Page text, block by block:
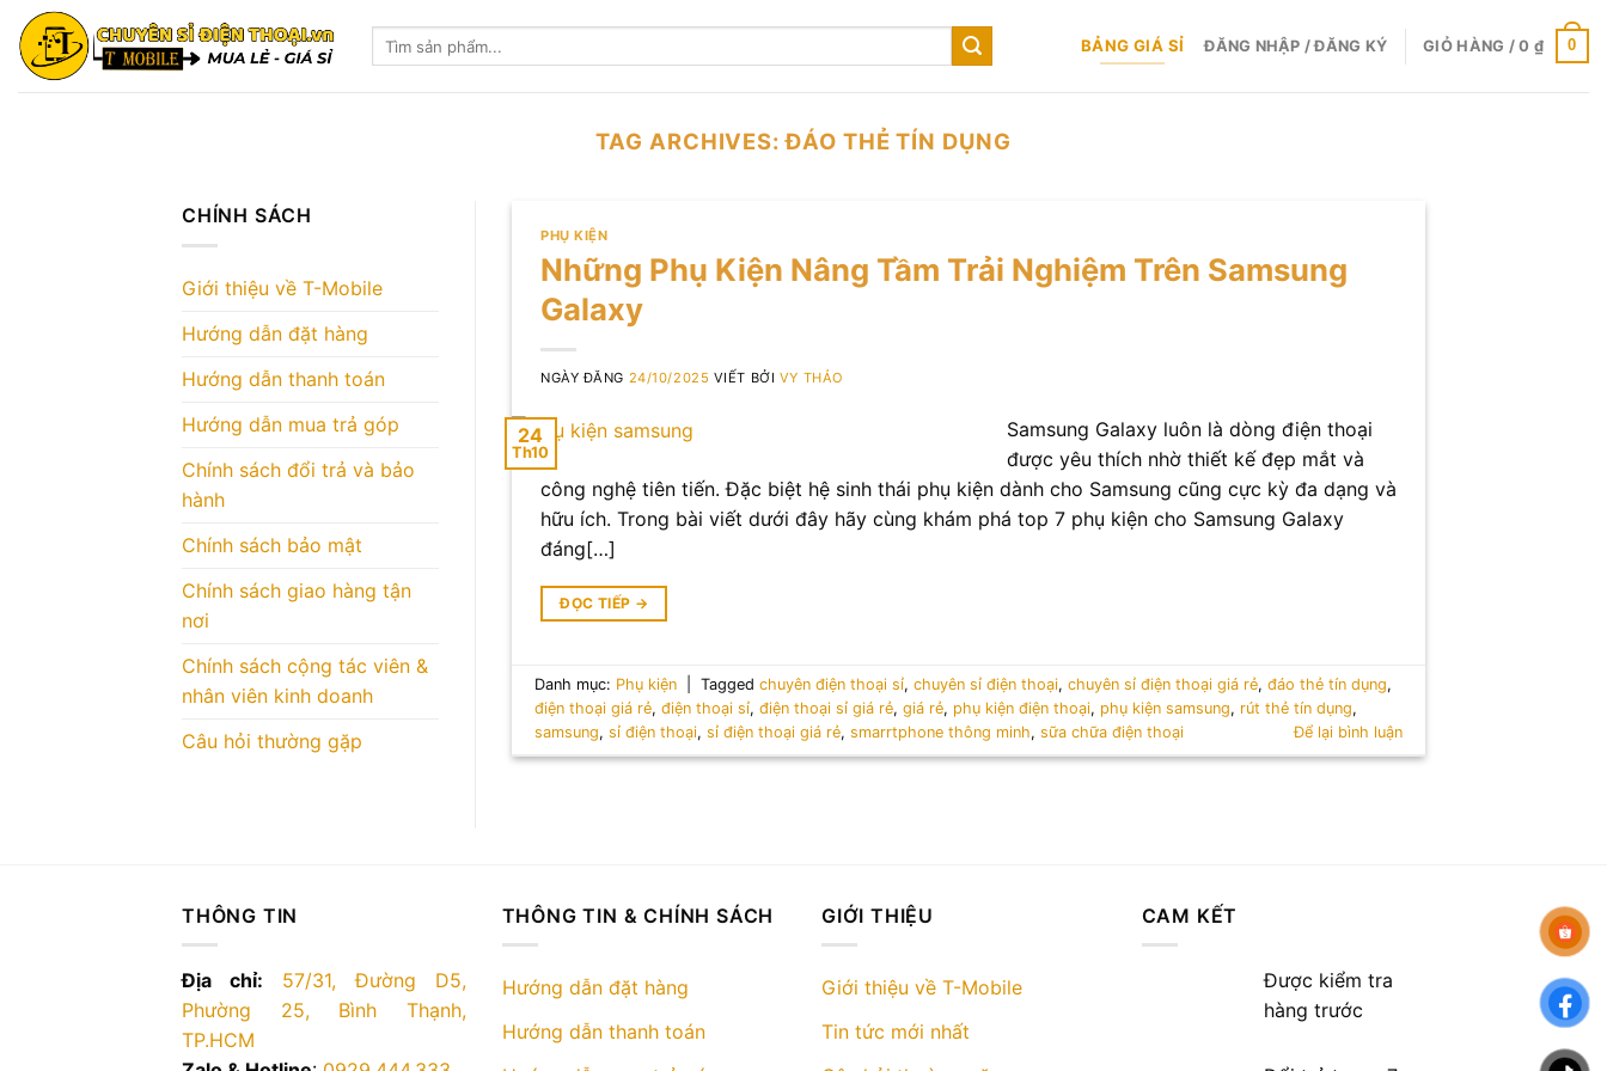
Skip
content
Tìm
BẢNG GIÁ SỈ ĐĂNG NHẬP / ĐĂNG KÝ GIỎ HÀNG /0 ₫ 0
TAG ARCHIVES:ĐÁO THẺ TÍN DỤNG
CHÍNH SÁCH
Giới thiệu về T-Mobile
Hướng dẫn đặt hàng
Hướng dẫn thanh toán
Hướng dẫn mua trả góp
Chính sách đổi trả và bảo
hành
Chính sách bảo mật
Chính sách giao hàng tận
nơi
Chính sách cộng tác viên &
nhân viên kinh doanh
Câu hỏi thường gặp
PHỤ KIỆN
Những Phụ Kiện Nâng Tầm Trải Nghiệm Trên Samsung
Galaxy
NGÀY ĐĂNG 24/10/2025 VIẾT BỞI VY THẢO
24
Th10
Samsung Galaxy luôn là dòng điện thoại
được yêu thích nhờ thiết kế đẹp mắt và
công nghệ tiên tiến. Đặc biệt hệ sinh thái phụ kiện dành cho Samsung cũng cực kỳ đa dạng và
hữu ích. Trong bài viết dưới đây hãy cùng khám phá top 7 phụ kiện cho Samsung Galaxy
đáng[…]
ĐỌC TIẾP →
Danh mục: Phụ kiện Taggedchuyên điện thoại sỉ,chuyên sỉ điện thoại,chuyên sỉ điện thoại giá rẻ,đáo thẻ tín dụng,
điện thoại giá rẻ,điện thoại sỉ,điện thoại sỉ giá rẻ,giá rẻ, phụ kiện điện thoại, phụ kiện samsung, rút thẻ tín dụng,
samsung,sỉ điện thoại,sỉ điện thoại giá rẻ,smarrtphone thông minh,sữa chữa điện thoại Để lại bình luận
THÔNG TIN
Địa chỉ:
57/31, Đường D5,
Phường 25, Bình Thạnh,
TP.HCM
THÔNG TIN & CHÍNH SÁCH
Hướng dẫn đặt hàng
Hướng dẫn thanh toán
GIỚI THIỆU
Giới thiệu về T-Mobile
Tin tức mới nhất
CAM KẾT
Được kiểm tra
hàng trước